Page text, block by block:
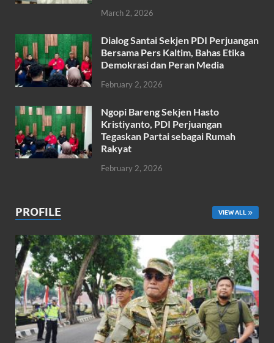
March 2, 2026
Dialog Santai Sekjen PDI Perjuangan
Bersama Pers Kaltim, Bahas Etika
Demokrasi dan Peran Media
February 2, 2026
Ngopi Bareng Sekjen Hasto
Kristiyanto, PDI Perjuangan
Tegaskan Partai sebagai Rumah
Rakyat
February 2, 2026
PROFILE VIEW ALL